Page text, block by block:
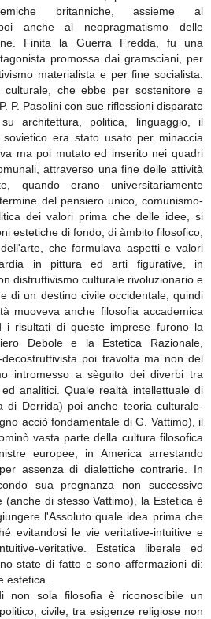
britanniche, assieme al
anche al neopragmatismo delle
Finita la Guerra Fredda, fu una
promossa dai gramsciani, per
materialista e per fine socialista.
culturale, che ebbe per sostenitore e
P. Pasolini con sue riflessioni disparate
architettura, politica, linguaggio, il
era stato usato per minaccia
ma poi mutato ed inserito nei quadri
attraverso una fine delle attività
quando erano universitariamente
del pensiero unico, comunismo-
dei valori prima che delle idee, si
estetiche di fondo, di àmbito filosofico,
che formulava aspetti e valori
in pittura ed arti figurative, in
distruttivismo culturale rivoluzionario e
di un destino civile occidentale; quindi
muoveva anche filosofia accademica
i risultati di queste imprese furono la
Debole e la Estetica Razionale,
poi travolta ma non del
intromesso a sèguito dei diverbi tra
analitici. Quale realtà intellettuale di
di Derrida) poi anche teoria culturale-
acciò fondamentale di G. Vattimo), il
vasta parte della cultura filosofica
europee, in America arrestando
assenza di dialettiche contrarie. In
sua pregnanza non successive
(anche di stesso Vattimo), la Estetica è
l'Assoluto quale idea prima che
evitandosi le vie veritative-intuitive e
veritative. Estetica liberale ed
state di fatto e sono affermazioni di:
estetica.
non sola filosofia è riconoscibile un
civile, tra esigenze religiose non